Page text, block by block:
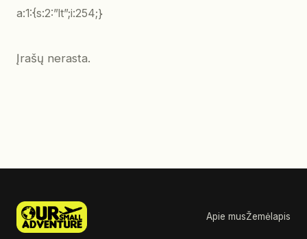
a:1:{s:2:”lt”;i:254;}
Įrašų nerasta.
Apie musŽemėlapis